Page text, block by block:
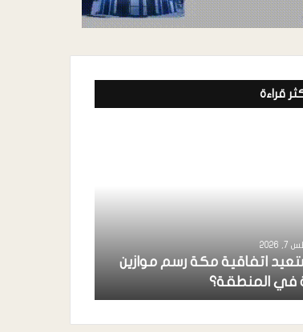
قراءة
2026
اتفاقية مكة رسم موازين
في المنطقة؟